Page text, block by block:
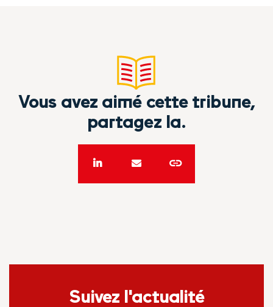
Vous avez aimé cette tribune,
partagez la.
Suivez l'actualité